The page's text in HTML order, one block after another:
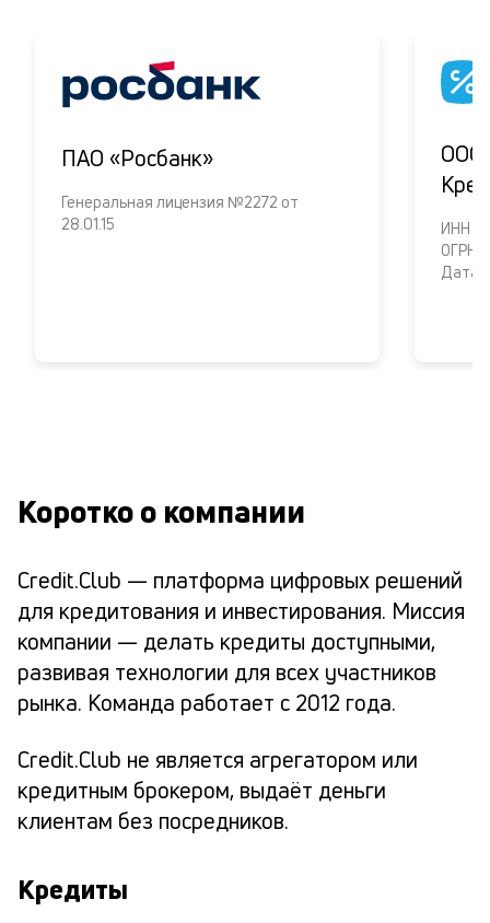
ПАО «Росбанк»
Генеральная лицензия №2272 от
28.01.15
ООО
ИНH
ОГРН
Дата
Коротко о компании
Credit.Club — платформа цифровых решений
для кредитования и инвестирования. Миссия
компании — делать кредиты доступными,
развивая технологии для всех участников
рынка. Команда работает с 2012 года.
Credit.Club не является агрегатором или
кредитным брокером, выдаёт деньги
клиентам без посредников.
Кредиты